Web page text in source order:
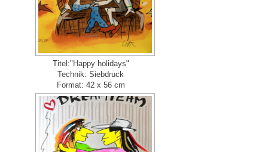
Titel:"Happy holidays"
Technik: Siebdruck
Format: 42 x 56 cm